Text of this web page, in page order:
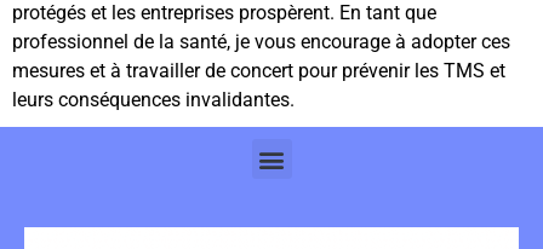
protégés et les entreprises prospèrent. En tant que
professionnel de la santé, je vous encourage à adopter ces
mesures et à travailler de concert pour prévenir les TMS et
leurs conséquences invalidantes.